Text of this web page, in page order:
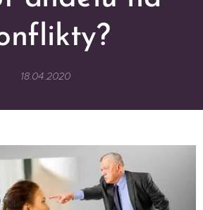
18.04.2020